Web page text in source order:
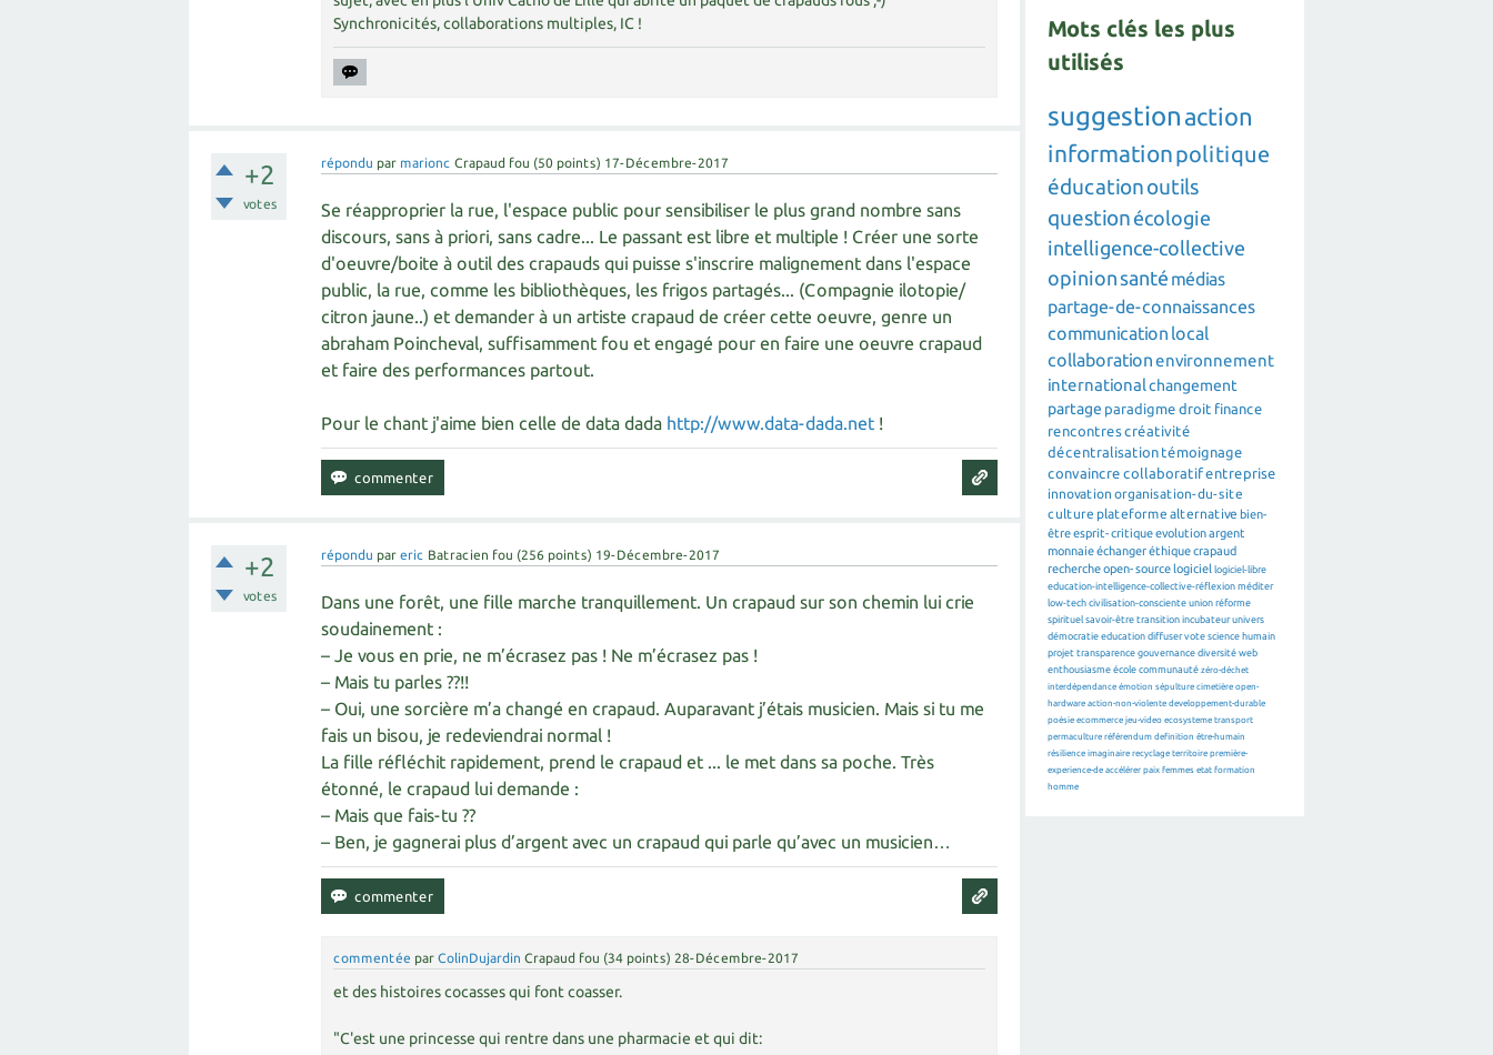
Synchronicités, collaborations multiples, IC !
+2
votes
répondu par marionc Crapaud fou (50 points) 17-Décembre-2017
Se réapproprier la rue, l'espace public pour sensibiliser le plus grand nombre sans
discours, sans à priori, sans cadre... Le passant est libre et multiple ! Créer une sorte
d'oeuvre/boite à outil des crapauds qui puisse s'inscrire malignement dans l'espace
public, la rue, comme les bibliothèques, les frigos partagés... (Compagnie ilotopie/
citron jaune..) et demander à un artiste crapaud de créer cette oeuvre, genre un
abraham Poincheval, suffisamment fou et engagé pour en faire une oeuvre crapaud
et faire des performances partout.
Pour le chant j'aime bien celle de data dada http://www.data-dada.net !
+2
votes
répondu pareric Batracien fou (256 points) 19-Décembre-2017
Dans une forêt, une fille marche tranquillement. Un crapaud sur son chemin lui crie
soudainement :
– Je vous en prie, ne m’écrasez pas ! Ne m’écrasez pas !
– Mais tu parles ??!!
– Oui, une sorcière m’a changé en crapaud. Auparavant j’étais musicien. Mais si tu me
fais un bisou, je redeviendrai normal !
La fille réfléchit rapidement, prend le crapaud et ... le met dans sa poche. Très
étonné, le crapaud lui demande :
– Mais que fais-tu ??
– Ben, je gagnerai plus d’argent avec un crapaud qui parle qu’avec un musicien…
commentée parColinDujardin Crapaud fou (34 points) 28-Décembre-2017
et des histoires cocasses qui font coasser.
"C'est une princesse qui rentre dans une pharmacie et qui dit:
Mots clés les plus
utilisés
suggestion action
informationpolitique
éducationoutils
question écologie
intelligence-collective
opinion santé médias
partage-de-connaissances
communication local
collaborationenvironnement
internationalchangement
partage paradigme droit finance
rencontrescréativité
décentralisation témoignage
convaincre collaboratifentreprise
innovation organisation-du-site
culture plateforme alternative bien-
êtreesprit-critiqueevolutionargent
monnaieéchangeréthiquecrapaud
rechercheopen-source logiciel logiciel-libre
education-intelligence-collective-réflexion méditer
low-tech civilisation-consciente union réforme
spirituel savoir-être transition incubateur univers
démocratie education diffuser vote science humain
projet transparence gouvernance diversité web
enthousiasme école communauté zéro-déchet
interdépendance émotion sépulture cimetière open-
hardware action-non-violente developpement-durable
poésie ecommerce jeu-video ecosysteme transport
permaculture référendum definition être-humain
résilience imaginaire recyclage territoire première-
experience-de accélérer paix femmes etat formation
homme